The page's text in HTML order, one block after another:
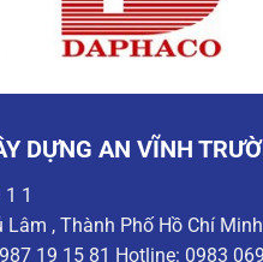
DỰNG AN VĨNH
1
, Thành Phố Hồ Chí Minh
19 15 81 Hotline: 0983